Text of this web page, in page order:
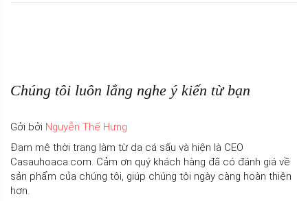
Chúng tôi luôn lắng nghe ý kiến từ bạn
Gởi bởi Nguyễn Thế Hưng
Đam mê thời trang làm từ da cá sấu và hiện là CEO
Casauhoaca.com. Cảm ơn quý khách hàng đã có đánh giá về
sản phẩm của chúng tôi, giúp chúng tôi ngày càng hoàn thiện
hơn.